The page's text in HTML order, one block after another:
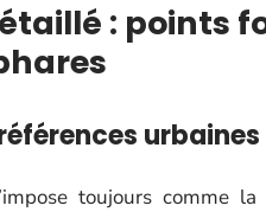
: points
toujours comme la